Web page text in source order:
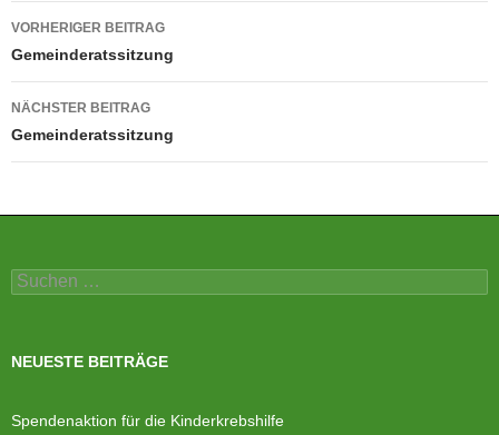
Beitragsnavigation
VORHERIGER BEITRAG
Gemeinderatssitzung
NÄCHSTER BEITRAG
Gemeinderatssitzung
Suchen
nach:
NEUESTE BEITRÄGE
Spendenaktion für die Kinderkrebshilfe